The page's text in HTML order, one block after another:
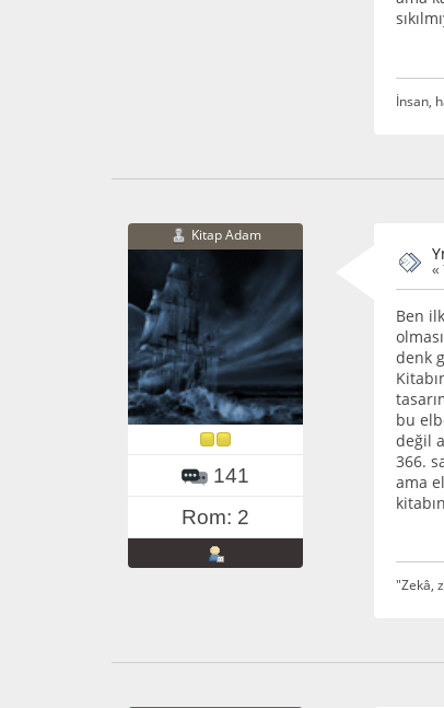
İnsan,
Kitap Adam
141
Rom: 2
«
Ben
denk
bu
değil
366.
ama
"Zekâ,